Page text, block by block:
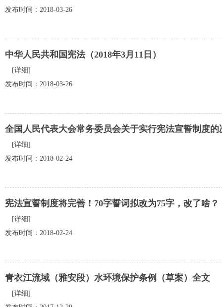
发布时间：2018-03-26
中华人民共和国宪法（2018年3月11日）
[详细]
发布时间：2018-03-26
全国人民代表大会常务委员会关于实行宪法宣誓制度的
[详细]
发布时间：2018-02-24
宪法宣誓制度将完善！70字誓词拟改为75字，改了啥？
[详细]
发布时间：2018-02-24
青衣江流域（雅安段）水环境保护条例（草案）全文
[详细]